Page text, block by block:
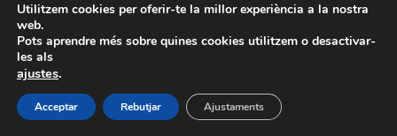
Utilitzem cookies per oferir-te la millor experiència a la nostra
web.
Pots aprendre més sobre quines cookies utilitzem o desactivar-
les als
ajustes.
Acceptar Rebutjar Ajustaments